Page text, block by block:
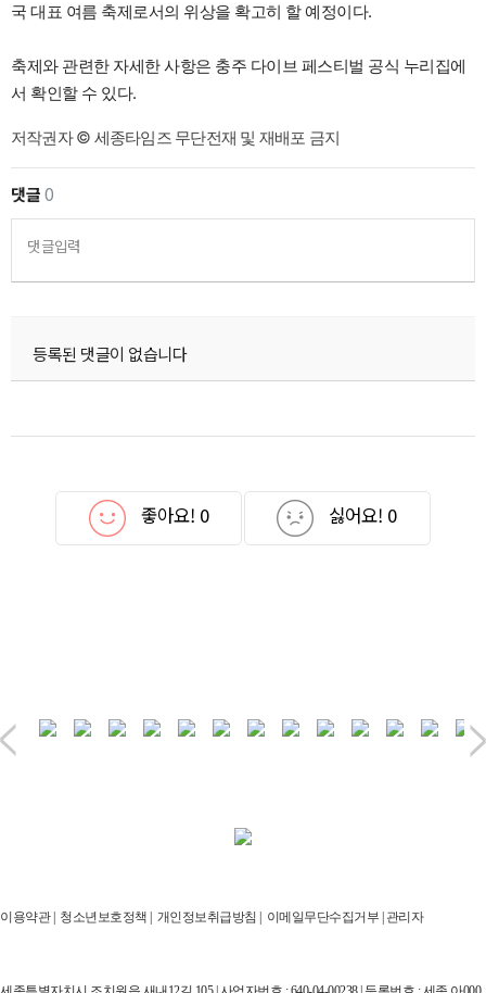
국 대표 여름 축제로서의 위상을 확고히 할 예정이다.
축제와 관련한 자세한 사항은 충주 다이브 페스티벌 공식 누리집에
서 확인할 수 있다.
저작권자 © 세종타임즈 무단전재 및 재배포 금지
댓글0
댓글입력
등록된 댓글이 없습니다
좋아요! 0 싫어요! 0
이용약관| 청소년보호정책 | 개인정보취급방침 | 이메일무단수집거부 | 관리자